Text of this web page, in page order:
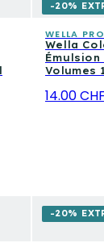
-20%
WELLA
Wella
Émulsion
Volumes
14.00 CHF
-20%